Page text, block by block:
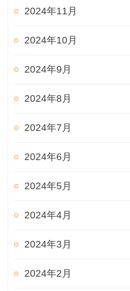
2024年11月
2024年10月
2024年9月
2024年8月
2024年7月
2024年6月
2024年5月
2024年4月
2024年3月
2024年2月